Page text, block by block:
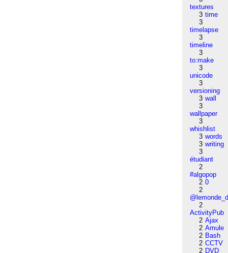
textures
3 time
3
timelapse
3
timeline
3
to:make
3
unicode
3
versioning
3 wall
3
wallpaper
3
whishlist
3 words
3 writing
3
étudiant
2
#algopop
2 0
2
2
ActivityPub
2 Ajax
2 Amule
2 Bash
2 CCTV
2 DVD